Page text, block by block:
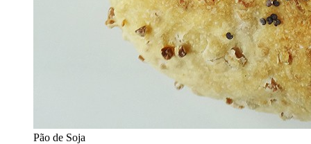
Pão de Soja